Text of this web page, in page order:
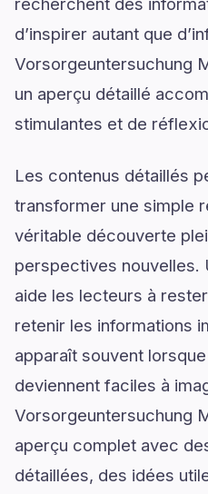
d’inspirer autant que
Vorsorgeuntersuchung
un aperçu détaillé
stimulantes et de
Les contenus détaillés
transformer une simple
véritable découverte
perspectives nouvelles.
aide les lecteurs à
retenir les informations
apparaît souvent
deviennent faciles à
Vorsorgeuntersuchung
aperçu complet avec
détaillées, des idées